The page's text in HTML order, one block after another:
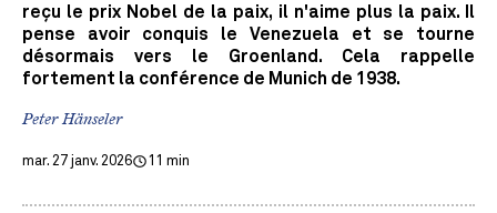
reçu le prix Nobel de la paix, il n'aime plus la paix. Il
pense avoir conquis le Venezuela et se tourne
désormais vers le Groenland. Cela rappelle
fortement la conférence de Munich de 1938.
Peter Hänseler
mar. 27 janv. 2026 11 min